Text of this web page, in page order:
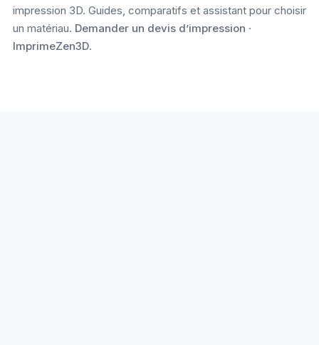
impression 3D. Guides, comparatifs et assistant pour choisir
un matériau. Demander un devis d’impression ·
ImprimeZen3D.